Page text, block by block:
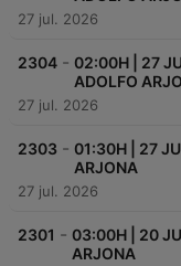
27 jul. 2026
2304 - 02:00H | 27
ADOLFO
27 jul. 2026
2303 - 01:30H | 27
ARJONA
27 jul. 2026
2301 - 03:00H | 20
ARJONA